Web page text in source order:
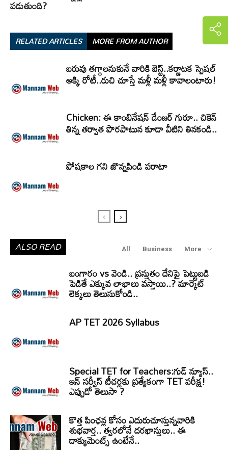
పడుతుంది?
RELATED ARTICLES MORE FROM AUTHOR
బరువు తగ్గాలనుకునే వారికి బెస్ట్..కర్ణాటక స్పెషల్
అక్కి రోటీ..రుచి చూస్తే మళ్లీ మళ్లీ కావాలంటారు!
Chicken: ఈ కాంబినేషన్ డేంజర్ గురూ.. చికెన్
తిన్న తర్వాత పొరపాటున కూడా వీటిని తినకండి..
పోషకాల గని జొన్నపిండి పరాటా
ALSO READ All Business More
బంగారం vs వెండి.. ప్రస్తుతం దేనిపై పెట్టుబడి
పెడితే ఎక్కువ లాభాలు వస్తాయి..? మార్కెట్
లెక్కలు తెలుసుకోండి..
AP TET 2026 Syllabus
Special TET for Teachers:గుడ్ న్యూస్..
ఇన్ సర్వీస్ టీచర్లకు ప్రత్యేకంగా TET పరీక్ష!
ఎప్పుడో తెలుసా ?
కొత్త పింఛన్ల కోసం ఎదురుచూస్తున్నవారికి
శుభవార్త.. త్వరలోనే దరఖాస్తులు.. ఈ
డాక్యుమెంట్స్ ఉంటేనే..